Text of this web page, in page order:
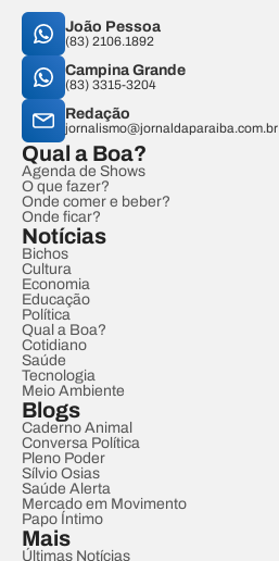
João Pessoa
(83) 2106.1892
Campina Grande
(83) 3315-3204
Redação
jornalismo@jornaldaparaiba.com.br
Qual a Boa?
Agenda de Shows
O que fazer?
Onde comer e beber?
Onde ficar?
Notícias
Bichos
Cultura
Economia
Educação
Política
Qual a Boa?
Cotidiano
Saúde
Tecnologia
Meio Ambiente
Blogs
Caderno Animal
Conversa Política
Pleno Poder
Sílvio Osias
Saúde Alerta
Mercado em Movimento
Papo Íntimo
Mais
Últimas Notícias